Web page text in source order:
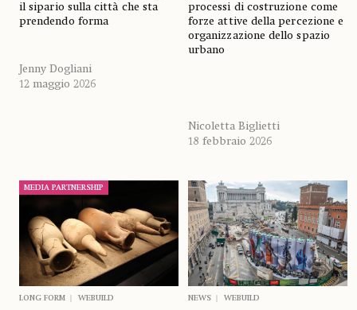
il sipario sulla città che sta
prendendo forma
Jenny Dogliani
12 maggio 2026
processi di costruzione come
forze attive della percezione e
organizzazione dello spazio
urbano
Nicoletta Biglietti
18 febbraio 2026
MEDIA PARTNERSHIP
LONG FORM WEBUILD NEWS WEBUILD